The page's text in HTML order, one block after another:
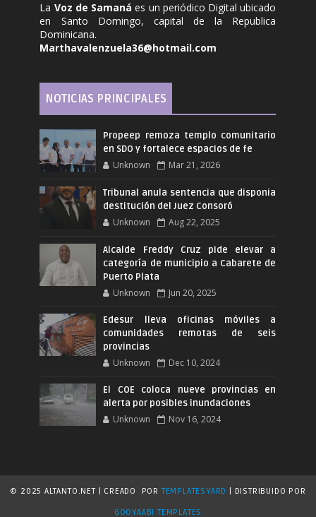
La Voz de Samanáes un periódico Digital ubicado
en Santo Domingo, capital de la Republica
Dominicana.
Marthavalenzuela36@hotmail.com
NOTICIAS PRINCIPALES
Propeep remoza templo comunitario
en SDO y fortalece espacios de fe
Unknown Mar 21, 2026
Tribunal anula sentencia que disponia
destitución del Juez Consoró
Unknown Aug 22, 2025
Alcalde Freddy Cruz pide elevar a
categoría de municipio a Cabarete de
Puerto Plata
Unknown Jun 20, 2025
Edesur lleva oficinas móviles a
comunidades remotas de seis
provincias
Unknown Dec 10, 2024
El COE coloca nueve provincias en
alerta por posibles inundaciones
Unknown Nov 16, 2024
© 2025 ALTANTO.NET | CREADO PORTEMPLATESYARD
| DISTRIBUIDO POR
GOOYAABI TEMPLATES